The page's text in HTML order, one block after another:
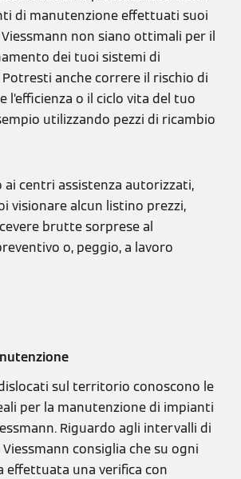
di manutenzione effettuati suoi
non siano ottimali per il
dei tuoi sistemi di
anche correre il rischio di
o il ciclo vita del tuo
utilizzando pezzi di ricambio
ai centri assistenza autorizzati,
visionare alcun listino prezzi,
brutte sorprese al
o, peggio, a lavoro
sul territorio conoscono le
per la manutenzione di impianti
Riguardo agli intervalli di
consiglia che su ogni
effettuata una verifica con